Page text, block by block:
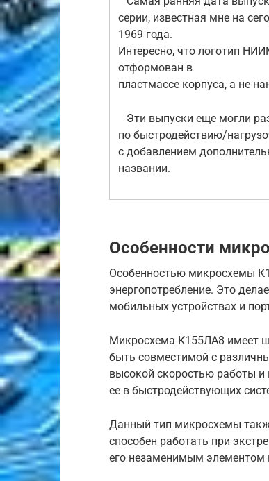
серии, известная мне на
1969 года.
Интересно, что логотип
отформован в
пластмассе корпуса, а не
Эти выпуски еще могли
по быстродействию/
с добавлением
названии.
Особенности
Особенностью микросхемы
энергопотребление. Это
мобильных устройствах и
Микросхема К155ЛА8 имеет
быть совместимой с
высокой скоростью работы и
ее в быстродействующих
Данный тип микросхемы
способен работать при
его незаменимым